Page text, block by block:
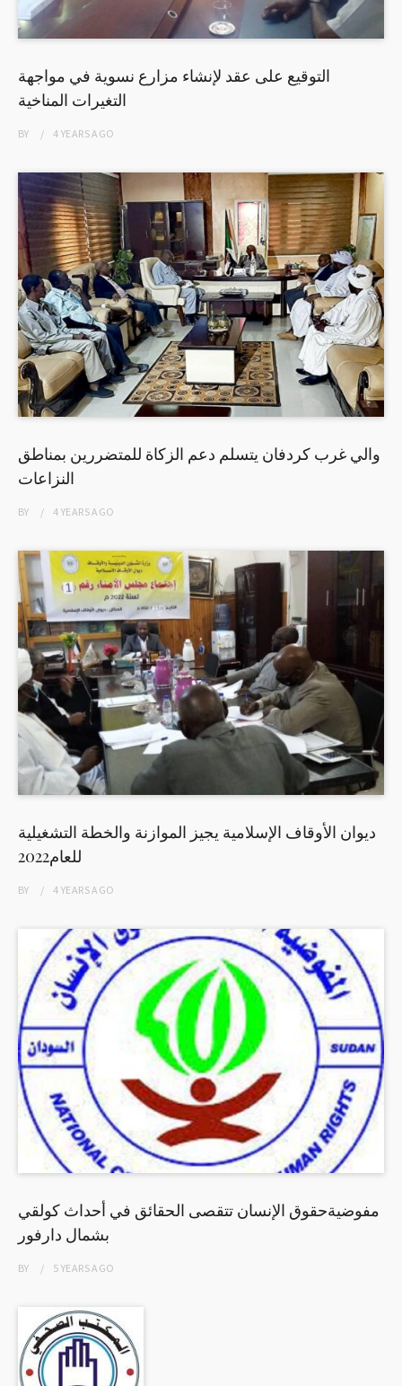
التوقيع على عقد لإنشاء مزارع نسوية في مواجهة
التغيرات المناخية
BY 4 YEARSAGO
والي غرب كردفان يتسلم دعم الزكاة للمتضررين بمناطق
النزاعات
BY 4 YEARSAGO
ديوان الأوقاف الإسلامية يجيز الموازنة والخطة التشغيلية
للعام2022
BY 4 YEARSAGO
مفوضيةحقوق الإنسان تتقصى الحقائق في أحداث كولقي
بشمال دارفور
BY 5 YEARSAGO